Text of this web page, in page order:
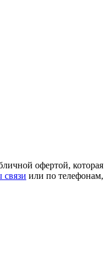
офертой, которая
или по телефонам,